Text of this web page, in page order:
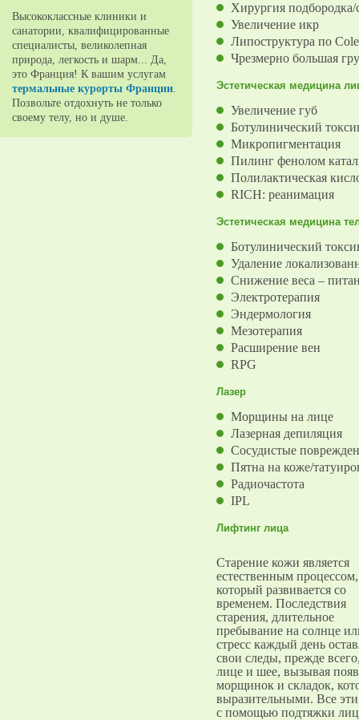
Высококлассные клиники и
санатории, квалифицированные
специалисты, великолепная
природа, легкость и шарм... Да,
это Франция! К вашим услугам
термальные курорты Франции.
Позвольте отдохнуть не только
своему телу, но и душе.
Хирургия подбородка/
Увеличение икр
Липоструктура по
Чрезмерно большая
Эстетическая медицина
Увеличение губ
Ботулинический
Микропигментация
Пилинг фенолом
Полилактическая
RICH: реанимация
Эстетическая медицина
Ботулинический
Удаление
Снижение веса –
Электротерапия
Эндермология
Мезотерапия
Расширение вен
RPG
Лазер
Морщины на лице
Лазерная депиляция
Сосудистые
Пятна на коже/
Радиочастота
IPL
Лифтинг лица
Старение кожи является
естественным процессом,
который развивается со
временем. Последствия
старения, длительное
пребывание на солнце
стресс каждый день
свои следы, прежде
лице и шее, вызывая
морщинок и складок,
выразительными. Все
с помощью подтяжки